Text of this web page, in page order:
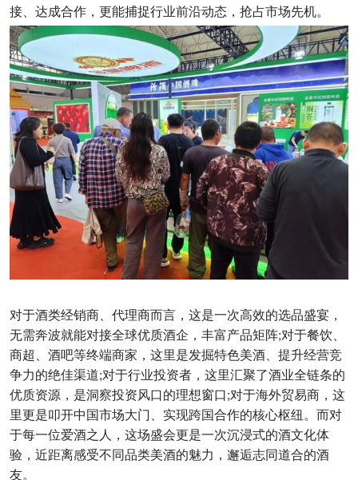
接、达成合作，更能捕捉行业前沿动态，抢占市场先机。
对于酒类经销商、代理商而言，这是一次高效的选品盛宴，
无需奔波就能对接全球优质酒企，丰富产品矩阵;对于餐饮、
商超、酒吧等终端商家，这里是发掘特色美酒、提升经营竞
争力的绝佳渠道;对于行业投资者，这里汇聚了酒业全链条的
优质资源，是洞察投资风口的理想窗口;对于海外贸易商，这
里更是叩开中国市场大门、实现跨国合作的核心枢纽。而对
于每一位爱酒之人，这场盛会更是一次沉浸式的酒文化体
验，近距离感受不同品类美酒的魅力，邂逅志同道合的酒
友。